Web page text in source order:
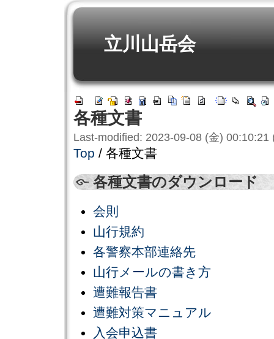
立川山岳会
各種文書
Last-modified: 2023-09-08 (金) 00:10:21
Top / 各種文書
各種文書のダウンロード
会則
山行規約
各警察本部連絡先
山行メールの書き方
遭難報告書
遭難対策マニュアル
入会申込書